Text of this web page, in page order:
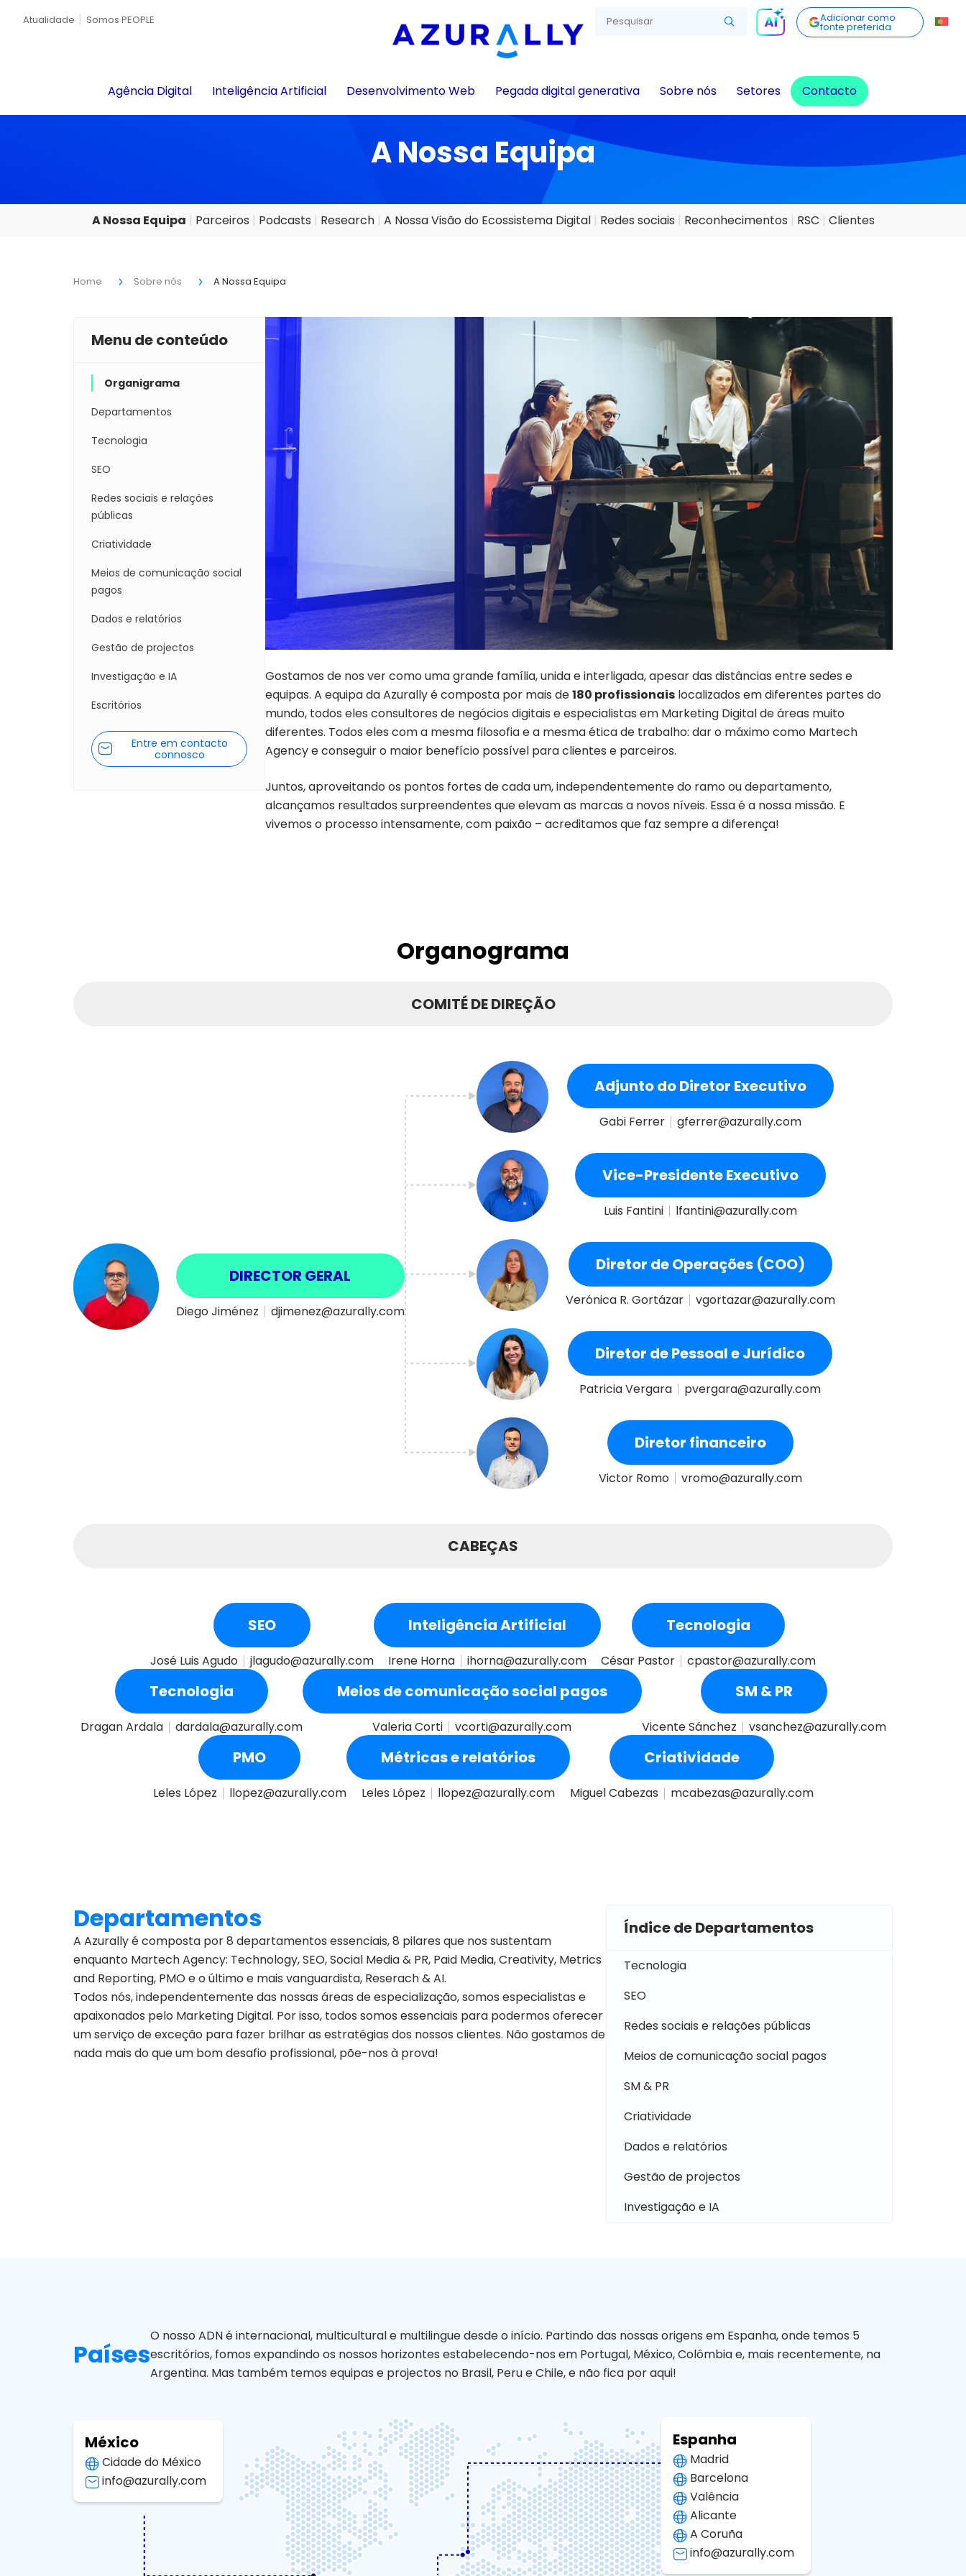
Atualidade Somos PEOPLE Adicionar como
fonte preferida
Agência Digital Inteligência Artificial Desenvolvimento Web Pegada digital generativa Sobre nós Setores Contacto
A Nossa Equipa
A Nossa Equipa Parceiros Podcasts Research A Nossa Visão do Ecossistema Digital Redes sociais Reconhecimentos RSC Clientes
Home Sobre nós A Nossa Equipa
Menu de conteúdo
Organigrama
Departamentos
Tecnologia
SEO
Redes sociais e relações
públicas
Criatividade
Meios de comunicação social
pagos
Dados e relatórios
Gestão de projectos
Investigação e IA
Escritórios
Entre em contacto
connosco
Gostamos de nos ver como uma grande família, unida e interligada, apesar das distâncias entre sedes e
equipas. A equipa da Azurally é composta por mais de180 profissionais localizados em diferentes partes do
mundo, todos eles consultores de negócios digitais e especialistas em Marketing Digital de áreas muito
diferentes. Todos eles com a mesma filosofia e a mesma ética de trabalho: dar o máximo como Martech
Agency e conseguir o maior benefício possível para clientes e parceiros.
Juntos, aproveitando os pontos fortes de cada um, independentemente do ramo ou departamento,
alcançamos resultados surpreendentes que elevam as marcas a novos níveis. Essa é a nossa missão. E
vivemos o processo intensamente, com paixão – acreditamos que faz sempre a diferença!
Organograma
COMITÉ DE DIREÇÃO
DIRECTOR GERAL
Diego Jiménez djimenez@azurally.com
Adjunto do Diretor Executivo
Gabi Ferrer gferrer@azurally.com
Vice-Presidente Executivo
Luis Fantini lfantini@azurally.com
Diretor de Operações (COO)
Verónica R. Gortázar vgortazar@azurally.com
Diretor de Pessoal e Jurídico
Patricia Vergara pvergara@azurally.com
Diretor financeiro
Victor Romo vromo@azurally.com
CABEÇAS
SEO
José Luis Agudo jlagudo@azurally.com
Inteligência Artificial
Irene Horna ihorna@azurally.com
Tecnologia
César Pastor cpastor@azurally.com
Tecnologia
Dragan Ardala dardala@azurally.com
Meios de comunicação social pagos
Valeria Corti vcorti@azurally.com
SM & PR
Vicente Sánchez vsanchez@azurally.com
PMO
Leles López llopez@azurally.com
Métricas e relatórios
Leles López llopez@azurally.com
Criatividade
Miguel Cabezas mcabezas@azurally.com
Departamentos
A Azurally é composta por 8 departamentos essenciais, 8 pilares que nos sustentam
enquanto Martech Agency: Technology, SEO, Social Media & PR, Paid Media, Creativity, Metrics
and Reporting, PMO e o último e mais vanguardista, Reserach & AI.
Todos nós, independentemente das nossas áreas de especialização, somos especialistas e
apaixonados pelo Marketing Digital. Por isso, todos somos essenciais para podermos oferecer
um serviço de exceção para fazer brilhar as estratégias dos nossos clientes. Não gostamos de
nada mais do que um bom desafio profissional, põe-nos à prova!
Índice de Departamentos
Tecnologia
SEO
Redes sociais e relações públicas
Meios de comunicação social pagos
SM & PR
Criatividade
Dados e relatórios
Gestão de projectos
Investigação e IA
Países
O nosso ADN é internacional, multicultural e multilingue desde o início. Partindo das nossas origens em Espanha, onde temos 5
escritórios, fomos expandindo os nossos horizontes estabelecendo-nos em Portugal, México, Colômbia e, mais recentemente, na
Argentina. Mas também temos equipas e projectos no Brasil, Peru e Chile, e não fica por aqui!
Espanha
Madrid
Barcelona
Valência
Alicante
A Coruña
info@azurally.com
México
Cidade do México
info@azurally.com